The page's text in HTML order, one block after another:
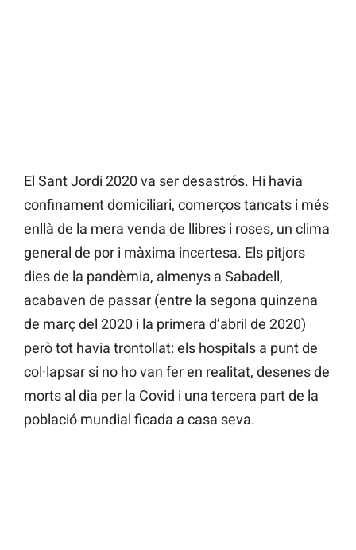
El Sant Jordi 2020 va ser desastrós. Hi havia
confinament domiciliari, comerços tancats i més
enllà de la mera venda de llibres i roses, un clima
general de por i màxima incertesa. Els pitjors
dies de la pandèmia, almenys a Sabadell,
acabaven de passar (entre la segona quinzena
de març del 2020 i la primera d’abril de 2020)
però tot havia trontollat: els hospitals a punt de
col·lapsar si no ho van fer en realitat, desenes de
morts al dia per la Covid i una tercera part de la
població mundial ficada a casa seva.